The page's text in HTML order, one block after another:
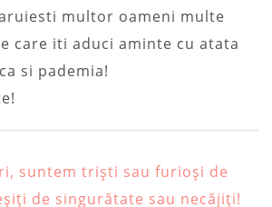
multor oameni multe
care iti aduci aminte cu atata
si pademia!
suntem triști sau furioși de
de singurătate sau necăjiți!